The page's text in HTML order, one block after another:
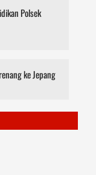
Polsek
ke Jepang